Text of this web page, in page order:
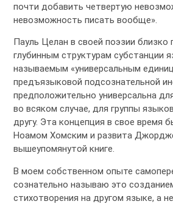
почти добавить четвертую
невозможность писать вообще».
Пауль Целан в своей поэзии близко
глубинным структурам субстанции
называемым «универсальным
предъязыковой подсознательной
предположительно универсальна
во всяком случае, для группы
другу. Эта концепция в свое время
Ноамом Хомским и развита
вышеупомянутой книге.
В моем собственном опыте
сознательно называю это
стихотворения на другом языке, а